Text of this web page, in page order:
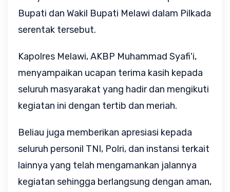
Bupati dan Wakil Bupati Melawi dalam Pilkada
serentak tersebut.
Kapolres Melawi, AKBP Muhammad Syafi'i,
menyampaikan ucapan terima kasih kepada
seluruh masyarakat yang hadir dan mengikuti
kegiatan ini dengan tertib dan meriah.
Beliau juga memberikan apresiasi kepada
seluruh personil TNI, Polri, dan instansi terkait
lainnya yang telah mengamankan jalannya
kegiatan sehingga berlangsung dengan aman,